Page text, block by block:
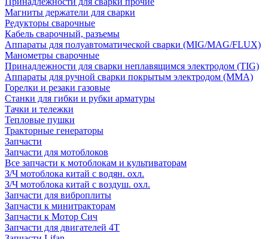
Магниты держатели для сварки
Редукторы сварочные
Кабель сварочный, разъемы
Аппараты для полуавтоматической сварки (MIG/MAG/FLUX)
Манометры сварочные
Принадлежности для сварки неплавящимся электродом (TIG)
Аппараты для ручной сварки покрытым электродом (MMA)
Горелки и резаки газовые
Станки для гибки и рубки арматуры
Тачки и тележки
Тепловые пушки
Тракторные генераторы
Запчасти
Запчасти для мотоблоков
Все запчасти к мотоблокам и культиваторам
З/Ч мотоблока китай с водян. охл.
З/Ч мотоблока китай с воздуш. охл.
Запчасти для виброплиты
Запчасти к минитракторам
Запчасти к Мотор Сич
Запчасти для двигателей 4Т